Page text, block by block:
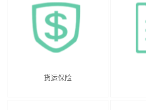
货运保险